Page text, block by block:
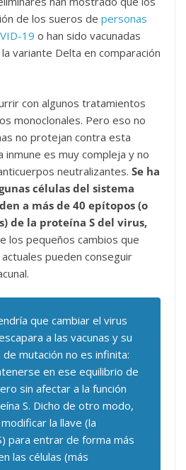
de los sueros de personas
19 o han sido vacunadas
variante Delta en comparación
con algunos tratamientos
monoclonales. Pero eso no
no protejan contra esta
inmune es muy compleja y no
neutralizantes. Se ha
células del sistema
a más de 40 epítopos (o
de la proteína S del virus,
los pequeños cambios que
pueden conseguir
que cambiar el virus
a las vacunas y su
de mutación no es infinita:
en ese equilibrio de
sin afectar a la función
S. Dicho de otro modo,
la llave (la
para entrar de forma más
las células (más